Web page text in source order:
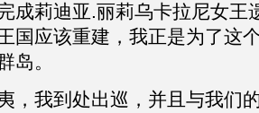
成莉迪亚.丽莉乌卡拉尼女王
国应该重建，我正是为了这
岛。
，我到处出巡，并且与我们